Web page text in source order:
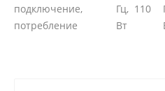
подключение,
потребление
Гц, 110
Вт